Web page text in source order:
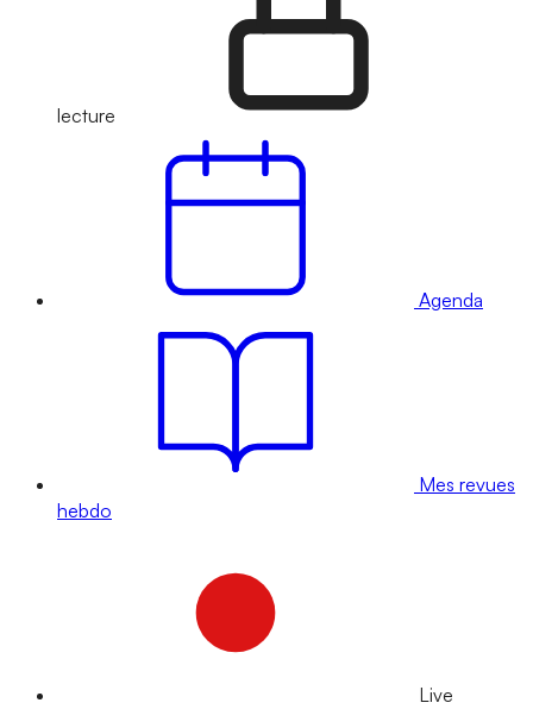
lecture
Agenda
Mes revues
hebdo
Live